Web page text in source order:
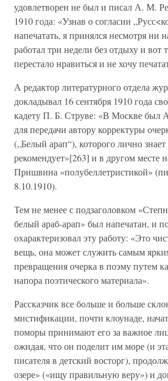
удовлетворен не был и писал А. М.
1910 года: «Узнав о согласии
напечатать, я принялся несмотря ни
работал три недели без отдыху и вот
перестало нравиться и не хочу
А редактор литературного отдела
докладывал 16 сентября 1910 года
кадету П. Б. Струве: «В Москве был
для передачи автору корректуры
(„Белый арап“), которого лично
рекомендует»[263] и в другом месте
Пришвина «полубеллетристикой»
8.10.1910).
Тем не менее с подзаголовком
белый араб-арап» был напечатан, и
охарактеризовал эту работу: «Это
вещь, она может служить самым
превращения очерка в поэму путем
напора поэтического материала».
Рассказчик все больше и больше
мистификации, почти клоунаде,
поморы принимают его за важное
ожидая, что он поделит им море (и
писателя в детский восторг),
озере» («ищу правильную веру») и